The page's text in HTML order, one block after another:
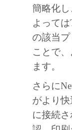
簡略化
よって
の該当
ことで
ます。
さらに
がより
に接続